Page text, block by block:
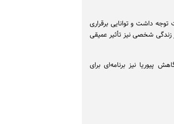
توجه داشت و توانایی برقراری
زندگی شخصی نیز تأثیر عمیقی
پیوریا نیز برنامه‌ای برای